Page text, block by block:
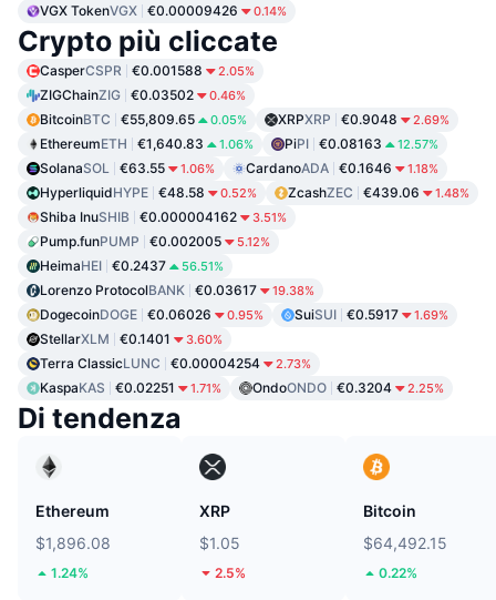
VGX TokenVGX €0.00009426 0.14%
Crypto più cliccate
CasperCSPR €0.001588 2.05%
ZIGChainZIG €0.03502 0.46%
BitcoinBTC €55,809.65 0.05% XRPXRP €0.9048 2.69%
EthereumETH €1,640.83 1.06% PiPI €0.08163 12.57%
SolanaSOL €63.55 1.06% CardanoADA €0.1646 1.18%
HyperliquidHYPE €48.58 0.52% ZcashZEC €439.06 1.48%
Shiba InuSHIB €0.000004162 3.51%
Pump.funPUMP €0.002005 5.12%
HeimaHEI €0.2437 56.51%
Lorenzo ProtocolBANK €0.03617 19.38%
DogecoinDOGE €0.06026 0.95% SuiSUI €0.5917 1.69%
StellarXLM €0.1401 3.60%
Terra ClassicLUNC €0.00004254 2.73%
KaspaKAS €0.02251 1.71% OndoONDO €0.3204 2.25%
Di tendenza
Ethereum
$1,896.08
1.24%
XRP
$1.05
2.5%
Bitcoin
$64,492.15
0.22%